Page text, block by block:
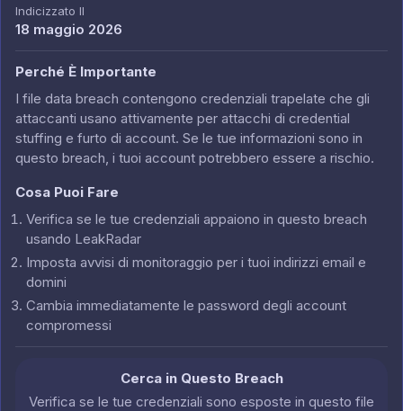
Indicizzato Il
18 maggio 2026
Perché È Importante
I file data breach contengono credenziali trapelate che gli
attaccanti usano attivamente per attacchi di credential
stuffing e furto di account. Se le tue informazioni sono in
questo breach, i tuoi account potrebbero essere a rischio.
Cosa Puoi Fare
Verifica se le tue credenziali appaiono in questo breach
usando LeakRadar
Imposta avvisi di monitoraggio per i tuoi indirizzi email e
domini
Cambia immediatamente le password degli account
compromessi
Cerca in Questo Breach
Verifica se le tue credenziali sono esposte in questo file